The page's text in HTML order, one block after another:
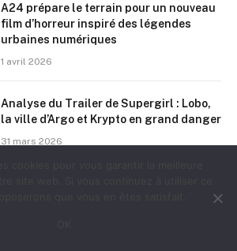
A24 prépare le terrain pour un nouveau
film d’horreur inspiré des légendes
urbaines numériques
1 avril 2026
Analyse du Trailer de Supergirl : Lobo,
la ville d’Argo et Krypto en grand danger
31 mars 2026